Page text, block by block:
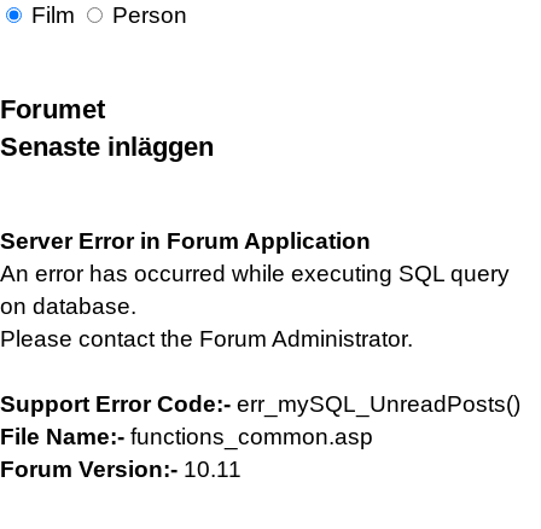
Film Person
Forumet
Senaste inläggen
Server Error in Forum Application
An error has occurred while executing SQL query
on database.
Please contact the Forum Administrator.
Support Error Code:- err_mySQL_UnreadPosts()
File Name:- functions_common.asp
Forum Version:- 10.11